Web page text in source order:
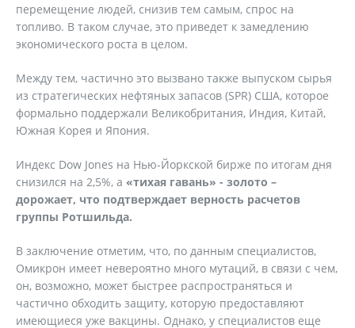
перемещение людей, снизив тем самым, спрос на
топливо. В таком случае, это приведет к замедлению
экономического роста в целом.
Между тем, частично это вызвано также выпуском сырья
из стратегических нефтяных запасов (SPR) США, которое
формально поддержали Великобритания, Индия, Китай,
Южная Корея и Япония.
Индекс Dow Jones на Нью-Йоркской бирже по итогам дня
снизился на 2,5%, а «тихая гавань» - золото –
дорожает, что подтверждает верность расчетов
группы Ротшильда.
В заключение отметим, что, по данным специалистов,
Омикрон имеет невероятно много мутаций, в связи с чем,
он, возможно, может быстрее распространяться и
частично обходить защиту, которую предоставляют
имеющиеся уже вакцины. Однако, у специалистов еще